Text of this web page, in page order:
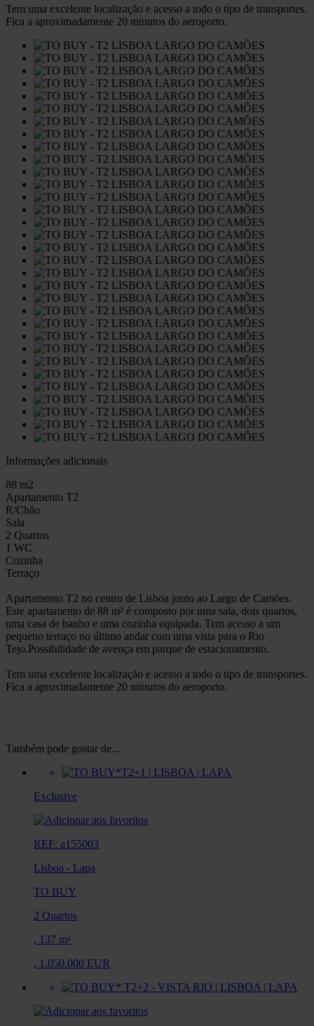
Tem uma excelente localização e acesso a todo o tipo de transportes.
Fica a aproximadamente 20 minutos do aeroporto.
Informações adicionais
88 m2
Apartamento T2
R/Chão
Sala
2 Quartos
1 WC
Cozinha
Terraço
Apartamento T2 no centro de Lisboa junto ao Largo de Camões.
Este apartamento de 88 m² é composto por uma sala, dois quartos,
uma casa de banho e uma cozinha equipada. Tem acesso a um
pequeno terraço no último andar com uma vista para o Rio
Tejo.Possibilidade de avença em parque de estacionamento.
Tem uma excelente localização e acesso a todo o tipo de transportes.
Fica a aproximadamente 20 minutos do aeroporto.
Também pode gostar de...
Exclusive
REF: a155003
Lisboa - Lapa
TO BUY
2 Quartos
, 137 m²
, 1.050.000 EUR